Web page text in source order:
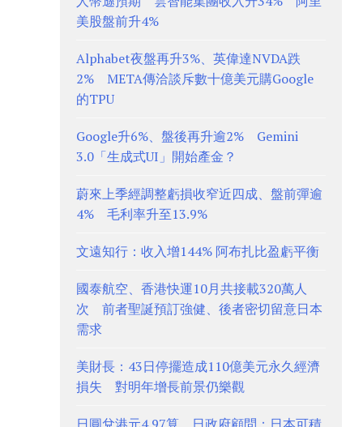
美股盤前升4%
Alphabet夜盤再升3%、英偉達NVDA跌
2% META傳洽談斥數十億美元購Google
的TPU
Google升6%、盤後再升逾2% Gemini
3.0「生成式UI」開始產金？
蔚來上季經調整虧損收窄近四成、盤前彈逾
4% 毛利率升至13.9%
文遠知行：收入增144% 阿布扎比盈虧平衡
國泰航空、香港快運10月共接載320萬人
次 前者聖誕預訂強健、後者密切留意日本
需求
美財長：43日停擺造成110億美元永久經濟
損失 對明年增長前景仍樂觀